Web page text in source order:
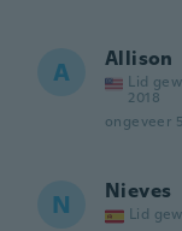
A Allison
Lid
2018
ongeveer
N Nieves
Lid